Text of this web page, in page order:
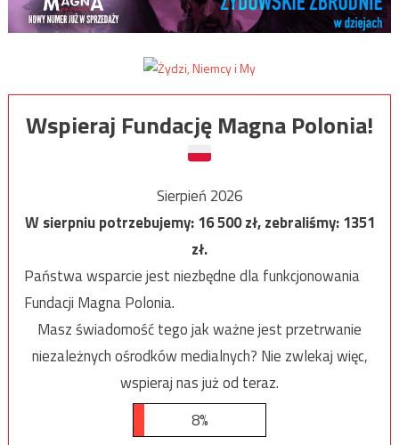
Wspieraj Fundację Magna Polonia!
Sierpień 2026
W sierpniu potrzebujemy:16 500zł, zebraliśmy:1351
zł.
Państwa wsparcie jest niezbędne dla funkcjonowania
Fundacji Magna Polonia.
Masz świadomość tego jak ważne jest przetrwanie
niezależnych ośrodków medialnych? Nie zwlekaj więc,
wspieraj nas już od teraz.
8%